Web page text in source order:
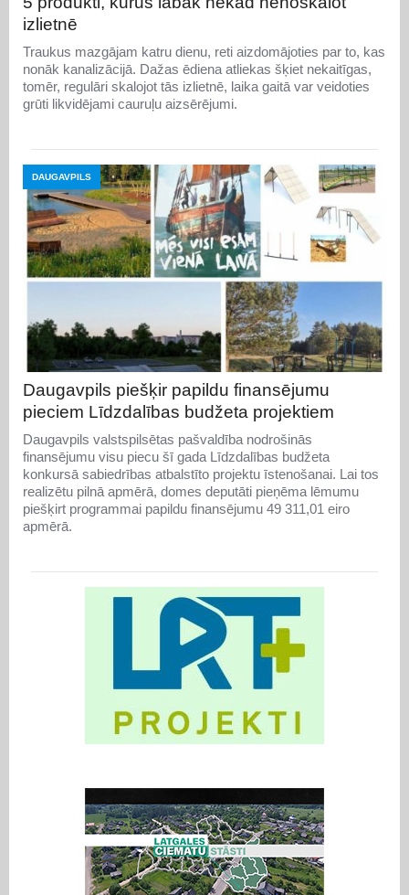
izlietnē
Traukus mazgājam katru dienu, reti aizdomājoties par to, kas
nonāk kanalizācijā. Dažas ēdiena atliekas šķiet nekaitīgas,
tomēr, regulāri skalojot tās izlietnē, laika gaitā var veidoties
grūti likvidējami cauruļu aizsērējumi.
DAUGAVPILS
Daugavpils piešķir papildu finansējumu
pieciem Līdzdalības budžeta projektiem
Daugavpils valstspilsētas pašvaldība nodrošinās
finansējumu visu piecu šī gada Līdzdalības budžeta
konkursā sabiedrības atbalstīto projektu īstenošanai. Lai tos
realizētu pilnā apmērā, domes deputāti pieņēma lēmumu
piešķirt programmai papildu finansējumu 49 311,01 eiro
apmērā.